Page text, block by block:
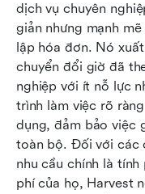
dịch vụ chuyên
giản nhưng mạnh
lập hóa đơn. Nó
chuyển đổi giờ đã
nghiệp với ít nỗ lực
trình làm việc rõ
dụng, đảm bảo việc
toàn bộ. Đối với các
nhu cầu chính là
phí của họ, Harvest